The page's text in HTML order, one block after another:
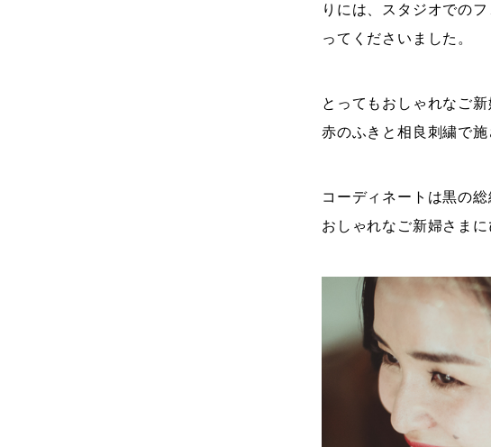
りには、スタジオでの
ってくださいました。
とってもおしゃれなご
赤のふきと相良刺繍で
コーディネートは黒の
おしゃれなご新婦さま